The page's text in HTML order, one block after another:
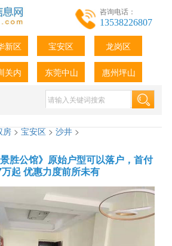
咨询电话：
13538226807
新区 宝安区 龙岗区
关内 东莞中山 惠州坪山
房>宝安区>沙井>
胜公馆》原始户型可以落户，首付
起 优惠力度前所未有